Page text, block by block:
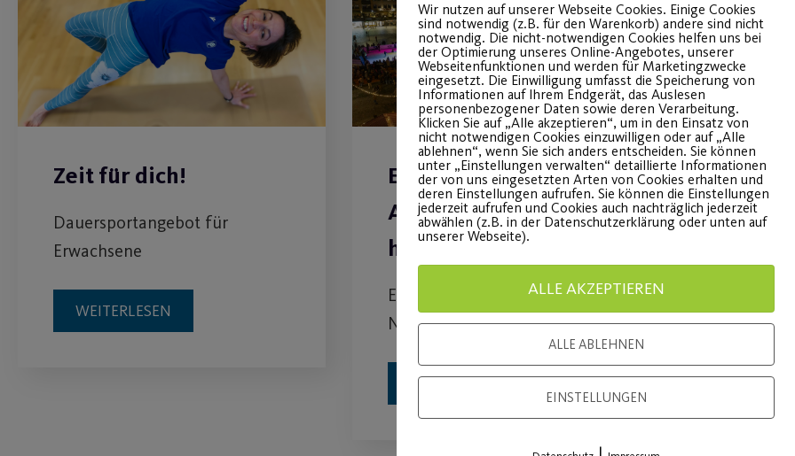
Zeit für dich!
Dauersportangebot für
Erwachsene
WEITERLESEN
Ein zauberhaftes
Ambiente vor
historischer Kulisse
Erfolgreiche Premiere der
Nürnberger Winterwelt.
WEITERLESEN
Danke
wbg
Wir nutzen auf unserer Webseite Cookies. Einige Cookies
sind notwendig (z.B. für den Warenkorb) andere sind nicht
notwendig. Die nicht-notwendigen Cookies helfen uns bei
der Optimierung unseres Online-Angebotes, unserer
Webseitenfunktionen und werden für Marketingzwecke
eingesetzt. Die Einwilligung umfasst die Speicherung von
Informationen auf Ihrem Endgerät, das Auslesen
personenbezogener Daten sowie deren Verarbeitung.
Klicken Sie auf „Alle akzeptieren“, um in den Einsatz von
nicht notwendigen Cookies einzuwilligen oder auf „Alle
ablehnen“, wenn Sie sich anders entscheiden. Sie können
unter „Einstellungen verwalten“ detaillierte Informationen
der von uns eingesetzten Arten von Cookies erhalten und
deren Einstellungen aufrufen. Sie können die Einstellungen
jederzeit aufrufen und Cookies auch nachträglich jederzeit
abwählen (z.B. in der Datenschutzerklärung oder unten auf
unserer Webseite).
ALLE AKZEPTIEREN
ALLE ABLEHNEN
EINSTELLUNGEN